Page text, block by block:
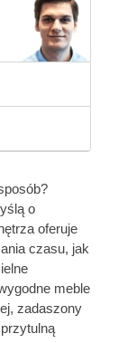
o
oferuje
czasu, jak
meble
zadaszony